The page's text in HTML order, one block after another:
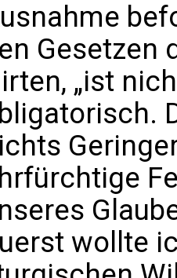
Gesetzen
„ist
wollte